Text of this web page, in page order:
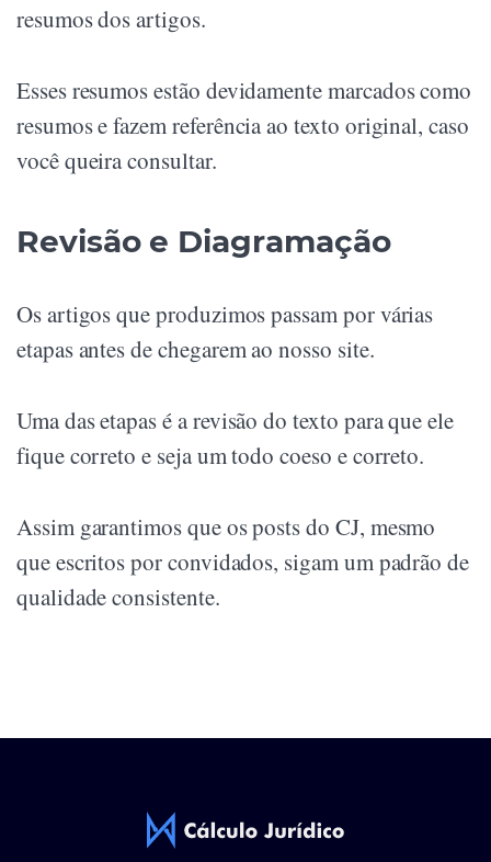
resumos dos artigos.
Esses resumos estão devidamente marcados como
resumos e fazem referência ao texto original, caso
você queira consultar.
Revisão e Diagramação
Os artigos que produzimos passam por várias
etapas antes de chegarem ao nosso site.
Uma das etapas é a revisão do texto para que ele
fique correto e seja um todo coeso e correto.
Assim garantimos que os posts do CJ, mesmo
que escritos por convidados, sigam um padrão de
qualidade consistente.